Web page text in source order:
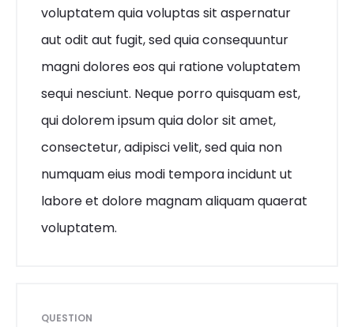
voluptatem quia voluptas sit aspernatur
aut odit aut fugit, sed quia consequuntur
magni dolores eos qui ratione voluptatem
sequi nesciunt. Neque porro quisquam est,
qui dolorem ipsum quia dolor sit amet,
consectetur, adipisci velit, sed quia non
numquam eius modi tempora incidunt ut
labore et dolore magnam aliquam quaerat
voluptatem.
QUESTION